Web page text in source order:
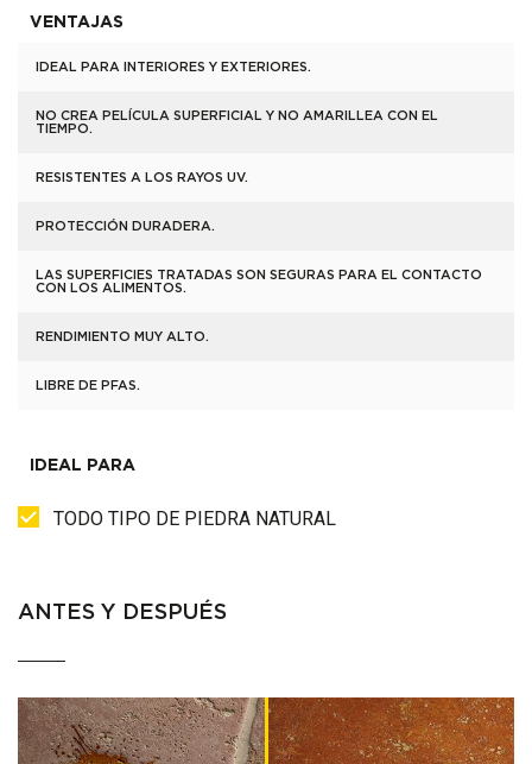
VENTAJAS
IDEAL PARA INTERIORES Y EXTERIORES.
NO CREA PELÍCULA SUPERFICIAL Y NO AMARILLEA CON EL
TIEMPO.
RESISTENTES A LOS RAYOS UV.
PROTECCIÓN DURADERA.
LAS SUPERFICIES TRATADAS SON SEGURAS PARA EL CONTACTO
CON LOS ALIMENTOS.
RENDIMIENTO MUY ALTO.
LIBRE DE PFAS.
IDEAL PARA
TODO TIPO DE PIEDRA NATURAL
ANTES Y DESPUÉS